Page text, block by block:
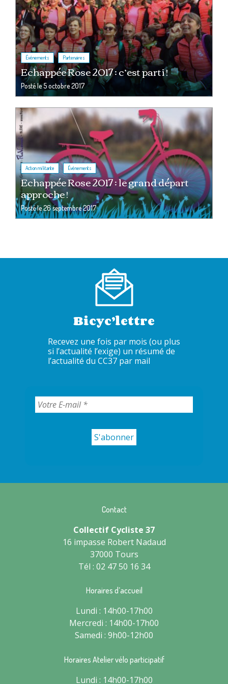
Événements , Partenaires
Echappée Rose 2017 : c’est parti !
Posté le5 octobre 2017
Action militante , Événements
Echappée Rose 2017 : le grand départ
approche !
Posté le26 septembre 2017
Bicyc’lettre
Recevez une fois par mois (ou plus
si l’actualité l’exige) un résumé de
l’actualité du CC37 par mail
Contact
Collectif Cycliste 37
16 impasse Robert Nadaud
37000 Tours
Tél : 02 47 50 16 34
Horaires d’accueil
Lundi : 14h00-17h00
Mercredi : 14h00-17h00
Samedi : 9h00-12h00
Horaires Atelier vélo participatif
Lundi : 14h00-17h00